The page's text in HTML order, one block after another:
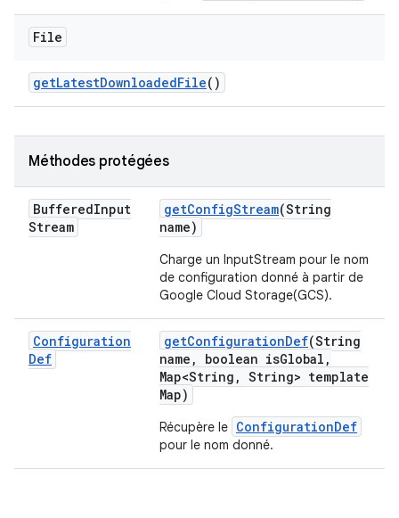
File
getLatestDownloadedFile()
Méthodes protégées
BufferedInput
Stream
getConfigStream(String
name)
Charge un InputStream pour le nom
de configuration donné à partir de
Google Cloud Storage(GCS).
Configuration
Def
getConfigurationDef(String
name , boolean isGlobal ,
Map<String , String> template
Map)
Récupère le ConfigurationDef
pour le nom donné.